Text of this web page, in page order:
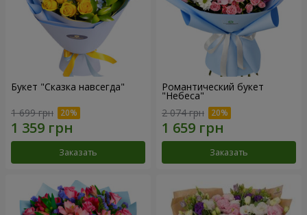
Букет "Сказка навсегда"
1 699 грн
Заказать
Романтический букет
"Небеса"
2 074 грн
Заказать